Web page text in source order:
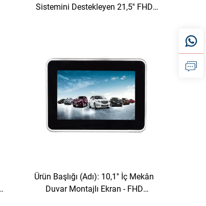
Sistemini Destekleyen 21,5'' FHD
Ürün Başlığı (Adı): 10,1'' İç Mekân
Duvar Montajlı Ekran - FHD